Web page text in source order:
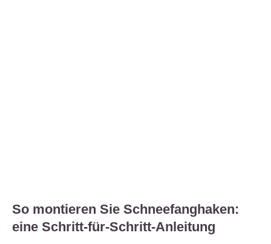
So montieren Sie Schneefanghaken:
eine Schritt-für-Schritt-Anleitung